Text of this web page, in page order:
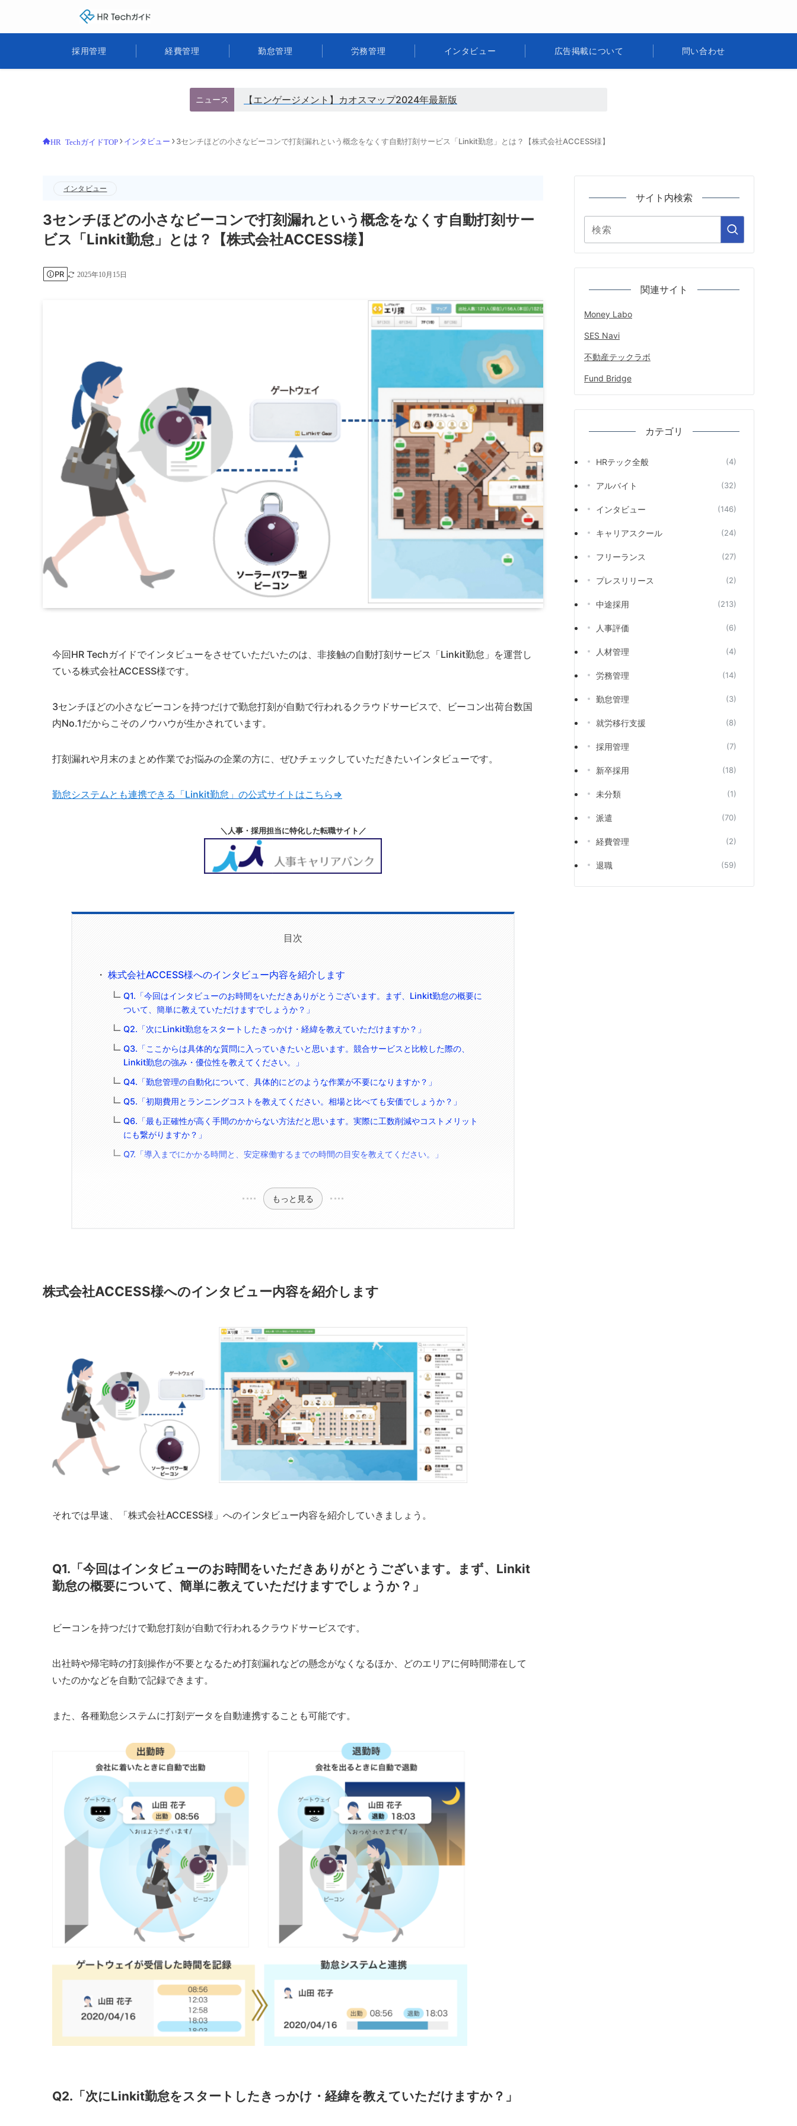
HR Techガイド
採用管理 経費管理 勤怠管理 労務管理 インタビュー 広告掲載について 問い合わせ
ニュース 【エンゲージメント】カオスマップ2024年最新版
HR TechガイドTOP インタビュー 3センチほどの小さなビーコンで打刻漏れという概念をなくす自動打刻サービス「Linkit勤怠」とは？【株式会社ACCESS様】
インタビュー
3センチほどの小さなビーコンで打刻漏れという概念をなくす自動打刻サー
ビス「Linkit勤怠」とは？【株式会社ACCESS様】
PR 2025年10月15日
今回HR Techガイドでインタビューをさせていただいたのは、非接触の自動打刻サービス「Linkit勤怠」を運営し
ている株式会社ACCESS様です。
3センチほどの小さなビーコンを持つだけで勤怠打刻が自動で行われるクラウドサービスで、ビーコン出荷台数国
内No.1だからこそのノウハウが生かされています。
打刻漏れや月末のまとめ作業でお悩みの企業の方に、ぜひチェックしていただきたいインタビューです。
勤怠システムとも連携できる「Linkit勤怠」の公式サイトはこちら⇒
＼人事・採用担当に特化した転職サイト／
目次
株式会社ACCESS様へのインタビュー内容を紹介します
Q1.「今回はインタビューのお時間をいただきありがとうございます。まず、Linkit勤怠の概要に
ついて、簡単に教えていただけますでしょうか？」
Q2.「次にLinkit勤怠をスタートしたきっかけ・経緯を教えていただけますか？」
Q3.「ここからは具体的な質問に入っていきたいと思います。競合サービスと比較した際の、
Linkit勤怠の強み・優位性を教えてください。」
Q4.「勤怠管理の自動化について、具体的にどのような作業が不要になりますか？」
Q5.「初期費用とランニングコストを教えてください。相場と比べても安価でしょうか？」
Q6.「最も正確性が高く手間のかからない方法だと思います。実際に工数削減やコストメリット
にも繋がりますか？」
Q7.「導入までにかかる時間と、安定稼働するまでの時間の目安を教えてください。」
もっと見る
株式会社ACCESS様へのインタビュー内容を紹介します
それでは早速、「株式会社ACCESS様」へのインタビュー内容を紹介していきましょう。
Q1.「今回はインタビューのお時間をいただきありがとうございます。まず、Linkit
勤怠の概要について、簡単に教えていただけますでしょうか？」
ビーコンを持つだけで勤怠打刻が自動で行われるクラウドサービスです。
出社時や帰宅時の打刻操作が不要となるため打刻漏れなどの懸念がなくなるほか、どのエリアに何時間滞在して
いたのかなどを自動で記録できます。
また、各種勤怠システムに打刻データを自動連携することも可能です。
Q2.「次にLinkit勤怠をスタートしたきっかけ・経緯を教えていただけますか？」
サイト内検索
関連サイト
Money Labo
SES Navi
不動産テックラボ
Fund Bridge
カテゴリ
HRテック全般 (4)
アルバイト (32)
インタビュー (146)
キャリアスクール (24)
フリーランス (27)
プレスリリース (2)
中途採用 (213)
人事評価 (6)
人材管理 (4)
労務管理 (14)
勤怠管理 (3)
就労移行支援 (8)
採用管理 (7)
新卒採用 (18)
未分類 (1)
派遣 (70)
経費管理 (2)
退職 (59)